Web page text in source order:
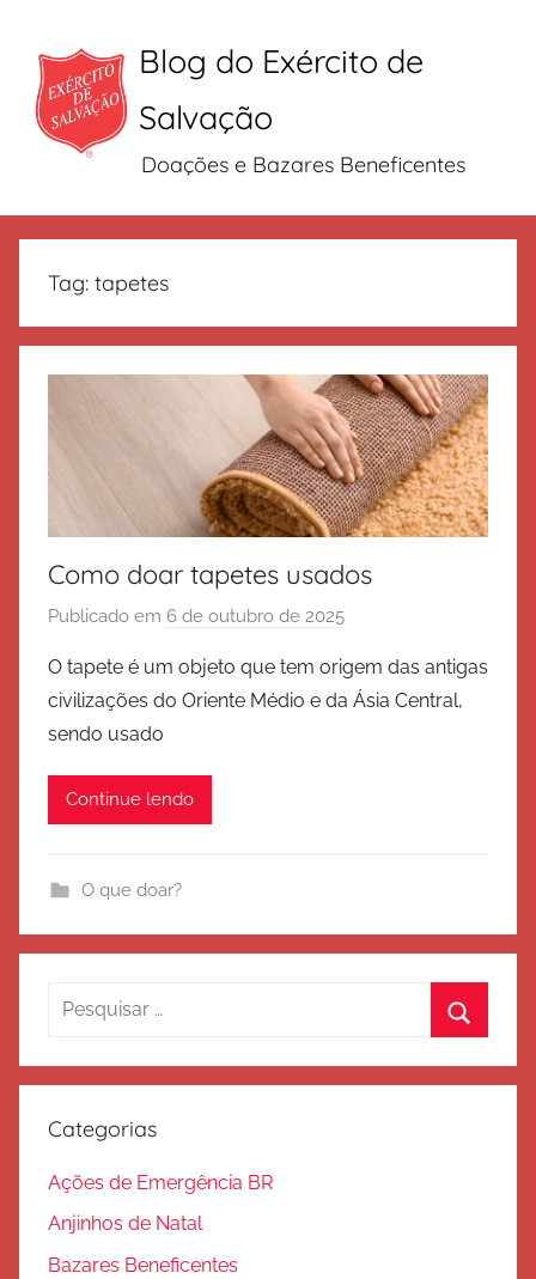
conteúdo
Blog do Exército de
Salvação
Doações e Bazares Beneficentes
Tag: tapetes
Como doar tapetes usados
Publicado em 6 de outubro de 2025
r
E
d
l
O tapete é um objeto que tem origem das antigas
civilizações do Oriente Médio e da Ásia Central,
sendo usado
Continue lendo
O que doar?
Pesquisar
Categorias
Ações de Emergência BR
Anjinhos de Natal
Bazares Beneficentes